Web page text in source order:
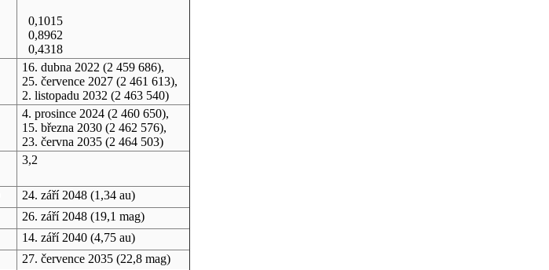
0,1015
0,8962
0,4318
16. dubna 2022 (2 459 686),
25. července 2027(2 461 613),
2. listopadu 2032 (2 463 540)
4. prosince 2024(2 460 650),
15. března 2030(2 462 576),
23. června 2035(2 464 503)
3,2
24. září 2048(1,34 au)
26. září 2048(19,1 mag)
14. září 2040(4,75 au)
27. července 2035(22,8 mag)